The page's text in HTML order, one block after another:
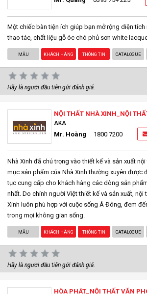
Một chiếc bàn tiện ích giúp bạn mở rộng diện tích
thao tác, chất liệu gỗ óc chó phủ sơn white
MẪU KHÁCH HÀNG THÔNG TIN CATALOGUE
Hãy là người đầu tiên gửi đánh giá.
NỘI THẤT NHÀ XINH_NỘI
AKA
Mr. Hoàng 1800 7200
Nhà Xinh đã chú trọng vào thiết kế và sản xuất
mục sản phẩm của Nhà Xinh thường xuyên được
tục cung cấp cho khách hàng các dòng sản
nhất. Do chính người Việt thiết kế và sản xuất, nội
Xinh luôn phù hợp với cuộc sống Á Đông, đem
trong mọi không gian sống.
MẪU KHÁCH HÀNG THÔNG TIN CATALOGUE
Hãy là người đầu tiên gửi đánh giá.
HÒA PHÁT_NỘI THẤT VĂN